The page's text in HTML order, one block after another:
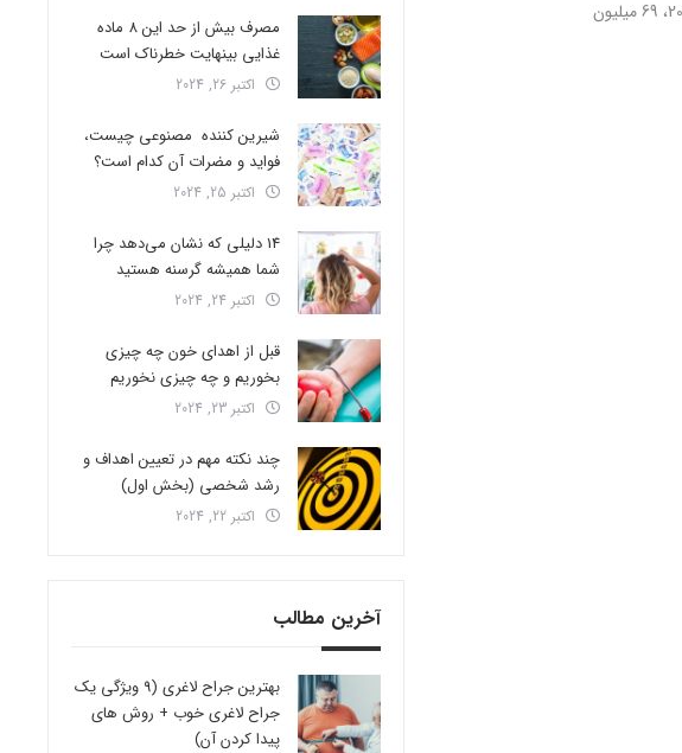
براساس انجمن اختلالات دهلیزی در ایالات متحده، بین سالهای 2001 تا 2004، 69 میلیون
مصرف بیش از حد این 8 ماده
غذایی بینهایت خطرناک است
اکتبر 26, 2024
شیرین کننده مصنوعی چیست،
فواید و مضرات آن کدام است؟
اکتبر 25, 2024
14 دلیلی که نشان می‌دهد چرا
شما همیشه گرسنه هستید
اکتبر 24, 2024
قبل از اهدای خون چه چیزی
بخوریم و چه چیزی نخوریم
اکتبر 23, 2024
چند نکته مهم در تعیین اهداف و
رشد شخصی (بخش اول)
اکتبر 22, 2024
آخرین مطالب
بهترین جراح لاغری (9 ویژگی یک
جراح لاغری خوب + روش های
پیدا کردن آن)